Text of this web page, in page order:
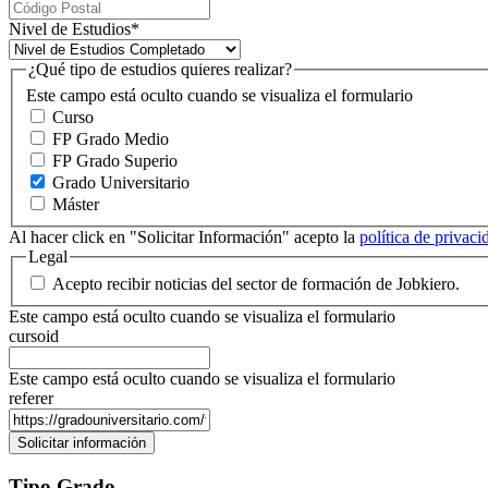
Nivel de Estudios*
Este campo está oculto cuando se visualiza el formulario
¿Qué tipo de estudios quieres realizar?
Curso
FP Grado Medio
FP Grado Superio
Grado Universitario
Máster
Al hacer click en "Solicitar Información" acepto la política de
Legal
Acepto recibir noticias del sector de formación de Jobkiero.
Este campo está oculto cuando se visualiza el formulario
cursoid
Este campo está oculto cuando se visualiza el formulario
referer